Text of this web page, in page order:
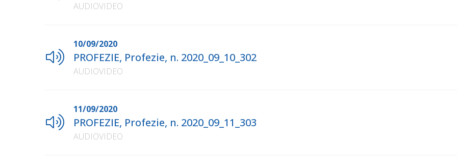
AUDIOVIDEO
10/09/2020
PROFEZIE, Profezie, n. 2020_09_10_302
AUDIOVIDEO
11/09/2020
PROFEZIE, Profezie, n. 2020_09_11_303
AUDIOVIDEO